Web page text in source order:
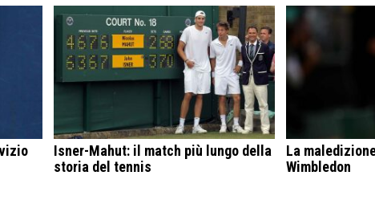
Isner-Mahut: il match più lungo della
storia del tennis
La
Wimbledon